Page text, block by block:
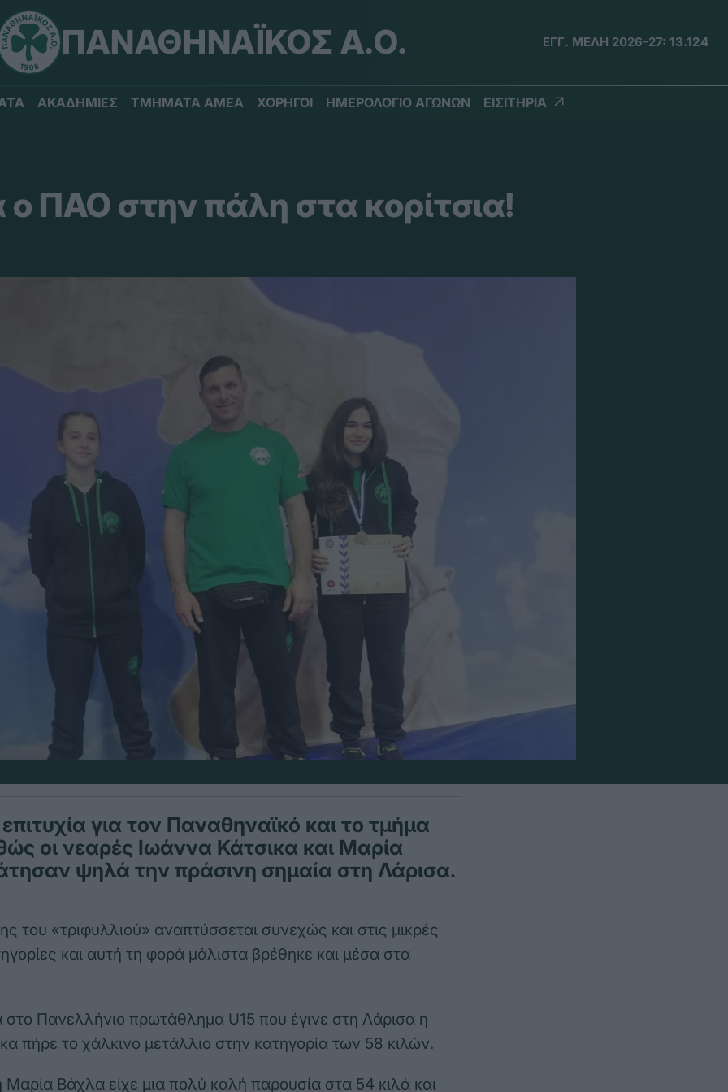
ΠΑΝΑΘΗΝΑΪΚΟΣ Α.Ο. ΕΓΓ. ΜΕΛΗ 2026-27: 13.124
ΑΚΑΔΗΜΙΕΣ ΤΜΗΜΑΤΑ ΑΜΕΑ ΧΟΡΗΓΟΙ ΗΜΕΡΟΛΟΓΙΟ ΑΓΩΝΩΝ ΕΙΣΙΤΗΡΙΑ
ο ΠΑΟ στην πάλη στα κορίτσια!
για τον Παναθηναϊκό και το τμήμα
οι νεαρές Ιωάννα Κάτσικα και Μαρία
ψηλά την πράσινη σημαία στη Λάρισα.
του «τριφυλλιού» αναπτύσσεται συνεχώς και στις μικρές
και αυτή τη φορά μάλιστα βρέθηκε και μέσα στα
στο Πανελλήνιο πρωτάθλημα U15 που έγινε στη Λάρισα η
πήρε το χάλκινο μετάλλιο στην κατηγορία των 58 κιλών.
Βάχλα είχε μια πολύ καλή παρουσία στα 54 κιλά και